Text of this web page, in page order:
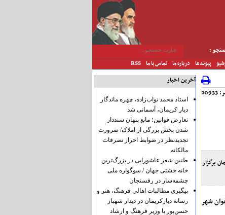
:
پیوندها درباره ما تماس با ما RSS
در نگارخانه ارغوان شهر کرمان برگزار
شهر
آخرین اخبار
استاد محمد نواب‌زاده، چهره ماندگار
دیار کریمان، آسمانی شد
تعارض قوانین؛ مانع پنهان سنددار
شدن بخش بزرگی از املاک/ ضرورت
تجدیدنظر در ضوابط احراز تصرفات
مالکانه
طنین شعر عاشورایی در بزرگ‌ترین
خانه خشتی جهان / سوگواره ملی
چشمه‌سار در رفسنجان
پیگیری مطالبات اهالی فرهنگ، هنر و
رسانه دیارکریمان در دیدار شهباز
حسن‌پور با وزیر فرهنگ و ارشاد